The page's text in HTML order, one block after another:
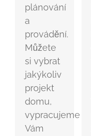
plánování
a
provádění.
Můžete
si vybrat
jakýkoliv
projekt
domu,
vypracujeme
Vám